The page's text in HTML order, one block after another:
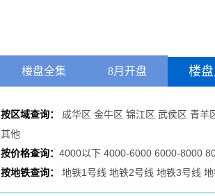
楼盘全集 8月开盘 楼
按区域查询： 成华区 金牛区 锦江区 武侯区 青羊
其他
按价格查询： 4000以下 4000-6000 6000-8000
按地铁查询：
地铁1号线 地铁2号线 地铁3号线